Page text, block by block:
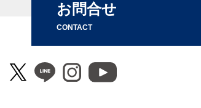
お問合せ
CONTACT